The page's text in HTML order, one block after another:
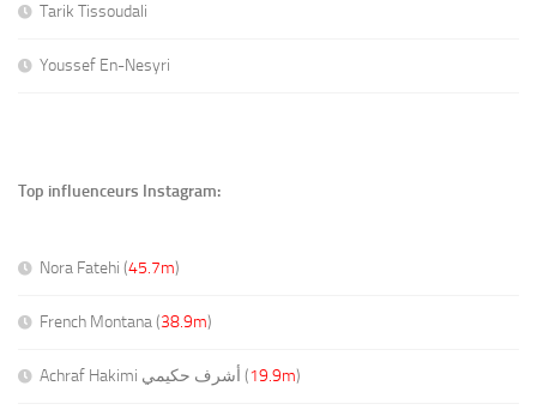
Tarik Tissoudali
Youssef En-Nesyri
Top influenceurs Instagram:
Nora Fatehi (45.7m)
French Montana (38.9m)
Achraf Hakimi أشرف حكيمي ( 19.9m)